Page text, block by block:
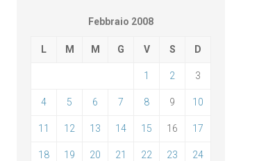
Febbraio 2008
L M M G V S D
1 2 3
4 5 6 7 8 9 10
11 12 13 14 15 16 17
18 19 20 21 22 23 24